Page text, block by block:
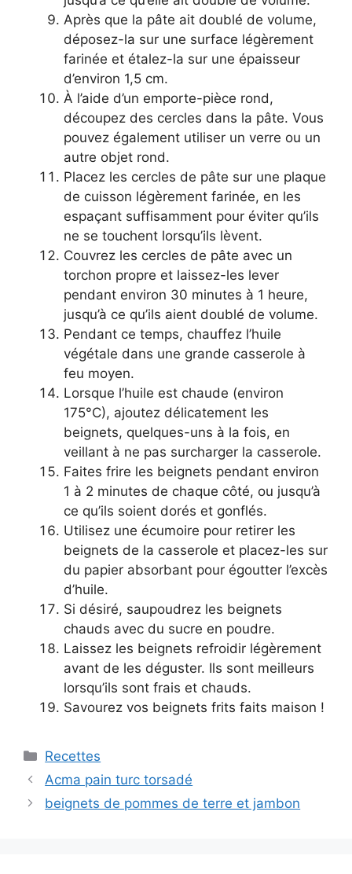
Après que la pâte ait doublé de volume,
déposez-la sur une surface légèrement
farinée et étalez-la sur une épaisseur
d’environ 1,5 cm.
À l’aide d’un emporte-pièce rond,
découpez des cercles dans la pâte. Vous
pouvez également utiliser un verre ou un
autre objet rond.
Placez les cercles de pâte sur une plaque
de cuisson légèrement farinée, en les
espaçant suffisamment pour éviter qu’ils
ne se touchent lorsqu’ils lèvent.
Couvrez les cercles de pâte avec un
torchon propre et laissez-les lever
pendant environ 30 minutes à 1 heure,
jusqu’à ce qu’ils aient doublé de volume.
Pendant ce temps, chauffez l’huile
végétale dans une grande casserole à
feu moyen.
Lorsque l’huile est chaude (environ
175°C), ajoutez délicatement les
beignets, quelques-uns à la fois, en
veillant à ne pas surcharger la casserole.
Faites frire les beignets pendant environ
1 à 2 minutes de chaque côté, ou jusqu’à
ce qu’ils soient dorés et gonflés.
Utilisez une écumoire pour retirer les
beignets de la casserole et placez-les sur
du papier absorbant pour égoutter l’excès
d’huile.
Si désiré, saupoudrez les beignets
chauds avec du sucre en poudre.
Laissez les beignets refroidir légèrement
avant de les déguster. Ils sont meilleurs
lorsqu’ils sont frais et chauds.
Savourez vos beignets frits faits maison !
Categories
Recettes
Acma pain turc torsadé
beignets de pommes de terre et jambon